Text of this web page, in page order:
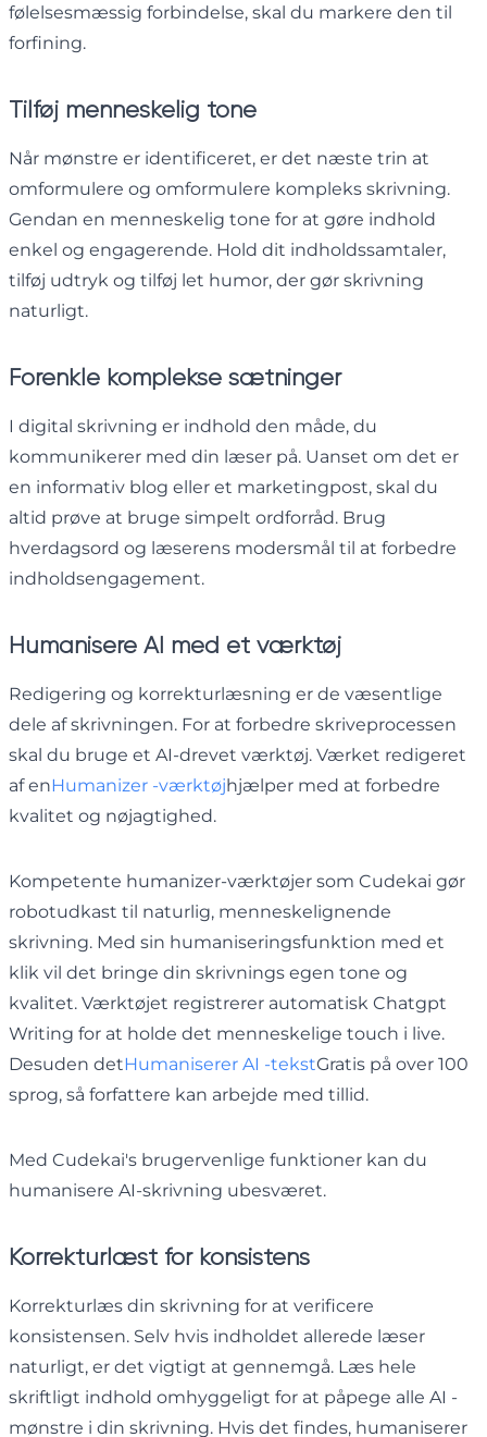
følelsesmæssig forbindelse, skal du markere den til
forfining.
Tilføj menneskelig tone
Når mønstre er identificeret, er det næste trin at
omformulere og omformulere kompleks skrivning.
Gendan en menneskelig tone for at gøre indhold
enkel og engagerende. Hold dit indholdssamtaler,
tilføj udtryk og tilføj let humor, der gør skrivning
naturligt.
Forenkle komplekse sætninger
I digital skrivning er indhold den måde, du
kommunikerer med din læser på. Uanset om det er
en informativ blog eller et marketingpost, skal du
altid prøve at bruge simpelt ordforråd. Brug
hverdagsord og læserens modersmål til at forbedre
indholdsengagement.
Humanisere AI med et værktøj
Redigering og korrekturlæsning er de væsentlige
dele af skrivningen. For at forbedre skriveprocessen
skal du bruge et AI-drevet værktøj. Værket redigeret
af enHumanizer -værktøjhjælper med at forbedre
kvalitet og nøjagtighed.
Kompetente humanizer-værktøjer som Cudekai gør
robotudkast til naturlig, menneskelignende
skrivning. Med sin humaniseringsfunktion med et
klik vil det bringe din skrivnings egen tone og
kvalitet. Værktøjet registrerer automatisk Chatgpt
Writing for at holde det menneskelige touch i live.
Desuden detHumaniserer AI -tekstGratis på over 100
sprog, så forfattere kan arbejde med tillid.
Med Cudekai's brugervenlige funktioner kan du
humanisere AI-skrivning ubesværet.
Korrekturlæst for konsistens
Korrekturlæs din skrivning for at verificere
konsistensen. Selv hvis indholdet allerede læser
naturligt, er det vigtigt at gennemgå. Læs hele
skriftligt indhold omhyggeligt for at påpege alle AI -
mønstre i din skrivning. Hvis det findes, humaniserer